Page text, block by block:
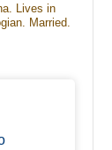
Lives in
Married.